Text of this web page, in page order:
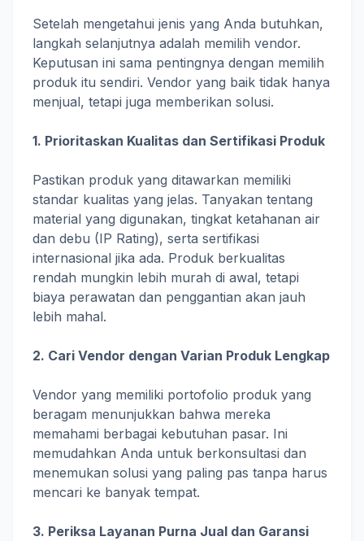
Setelah mengetahui jenis yang Anda butuhkan,
langkah selanjutnya adalah memilih vendor.
Keputusan ini sama pentingnya dengan memilih
produk itu sendiri. Vendor yang baik tidak hanya
menjual, tetapi juga memberikan solusi.
1. Prioritaskan Kualitas dan Sertifikasi Produk
Pastikan produk yang ditawarkan memiliki
standar kualitas yang jelas. Tanyakan tentang
material yang digunakan, tingkat ketahanan air
dan debu (IP Rating), serta sertifikasi
internasional jika ada. Produk berkualitas
rendah mungkin lebih murah di awal, tetapi
biaya perawatan dan penggantian akan jauh
lebih mahal.
2. Cari Vendor dengan Varian Produk Lengkap
Vendor yang memiliki portofolio produk yang
beragam menunjukkan bahwa mereka
memahami berbagai kebutuhan pasar. Ini
memudahkan Anda untuk berkonsultasi dan
menemukan solusi yang paling pas tanpa harus
mencari ke banyak tempat.
3. Periksa Layanan Purna Jual dan Garansi